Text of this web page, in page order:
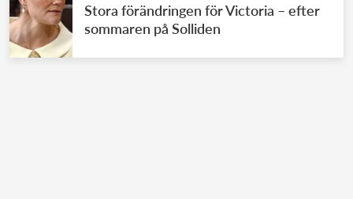
Stora förändringen för Victoria – efter
sommaren på Solliden